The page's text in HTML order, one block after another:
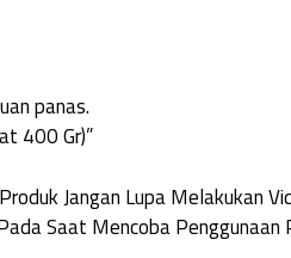
panas.
400 Gr)”
Jangan Lupa Melakukan
Saat Mencoba